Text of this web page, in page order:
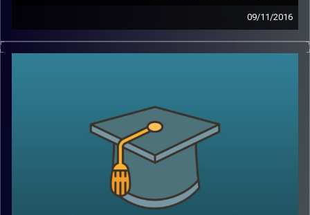
09/11/2016
האינטרנט לא המציא אותן, הן פשוט התגלו
ברמה הפיזיקלית, הן שמתפעלות את מוחנו, והן
מצליחות להתקיים גם בין אינדיבידואלים:
חברות אנשים, פיזיות ווירטואליות. תחומי מחקר
שונים מתייחסים למבנה הרשתות, וכדי לדון
באופיין המורכב הגיעה לאולפן קבוצה
בינתחומית של חוקרים – פרופ' יואב יאיר, ד"ר